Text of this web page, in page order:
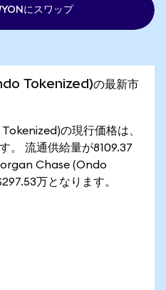
にスワップ
Tokenized)の最新市
の現行価格は、
。 流通供給量が8109.37
Chase (Ondo
万となります。